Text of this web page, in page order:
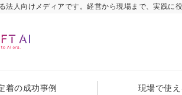
人向けメディアです。経営から現場まで、実践に
着の成功事例 現場で使